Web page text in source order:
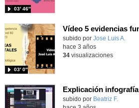
03′ 46″
Contenido educativo.
subido por Jose Luis A.
03′ 0″
hace 3 años
34visualizaciones
Explicación infografía
Contenido educativo.
subido por Beatriz F.